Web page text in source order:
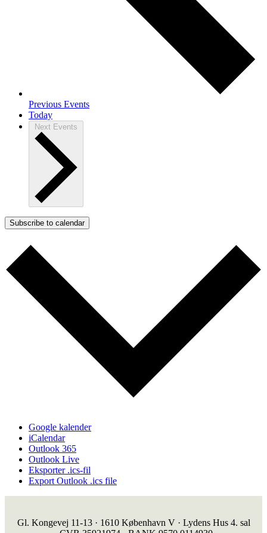
Previous Events
Today
Next Events
Subscribe to calendar
Google kalender
iCalendar
Outlook 365
Outlook Live
Eksporter .ics-fil
Export Outlook .ics file
Gl. Kongevej 11-13 · 1610 København V · Lydens Hus 4. sal